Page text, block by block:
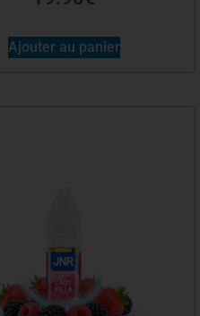
Ajouter au panier